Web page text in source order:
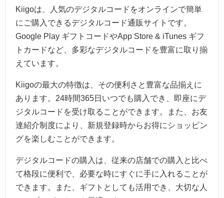
Kiigoは、人気のデジタルコードをオンラインで簡単
にご購入できるデジタルコード通販サイトです。
Google Play ギフトコードやApp Store & iTunes ギフ
トカードなど、多彩なデジタルコードを豊富に取り揃
えています。
Kiigoの最大の特徴は、その便利さと豊富な品揃えに
あります。24時間365日いつでも購入でき、即座にデ
ジタルコードを受け取ることができます。また、お友
達紹介制度により、新規登録時からお得にショッピン
グを楽しむことができます。
デジタルコードの購入は、従来の店舗での購入と比べ
て格段に便利で、必要な時にすぐに手に入れることが
できます。また、ギフトとしても活用でき、大切な人